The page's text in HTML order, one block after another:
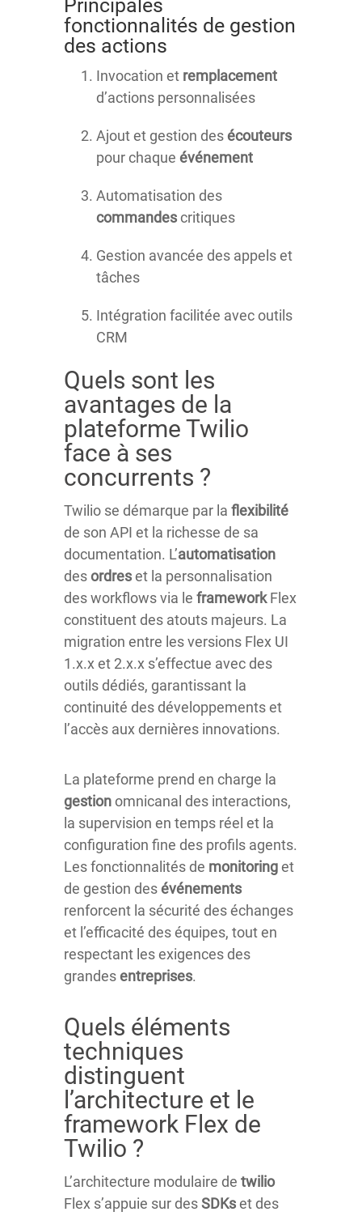
Principales
fonctionnalités de gestion
des actions
Invocation et remplacement
d’actions personnalisées
Ajout et gestion desécouteurs
pour chaque événement
Automatisation des
commandescritiques
Gestion avancée des appels et
tâches
Intégration facilitée avec outils
CRM
Quels sont les
avantages de la
plateforme Twilio
face à ses
concurrents ?
Twilio se démarque par la flexibilité
de son API et la richesse de sa
documentation. L’automatisation
desordreset la personnalisation
des workflows via le frameworkFlex
constituent des atouts majeurs. La
migration entre les versions Flex UI
1.x.x et 2.x.x s’effectue avec des
outils dédiés, garantissant la
continuité des développements et
l’accès aux dernières innovations.
La plateforme prend en charge la
gestionomnicanal des interactions,
la supervision en temps réel et la
configuration fine des profils agents.
Les fonctionnalités de monitoringet
de gestion desévénements
renforcent la sécurité des échanges
et l’efficacité des équipes, tout en
respectant les exigences des
grandesentreprises.
Quels éléments
techniques
distinguent
l’architecture et le
framework Flex de
Twilio ?
L’architecture modulaire de twilio
Flex s’appuie sur desSDKset des